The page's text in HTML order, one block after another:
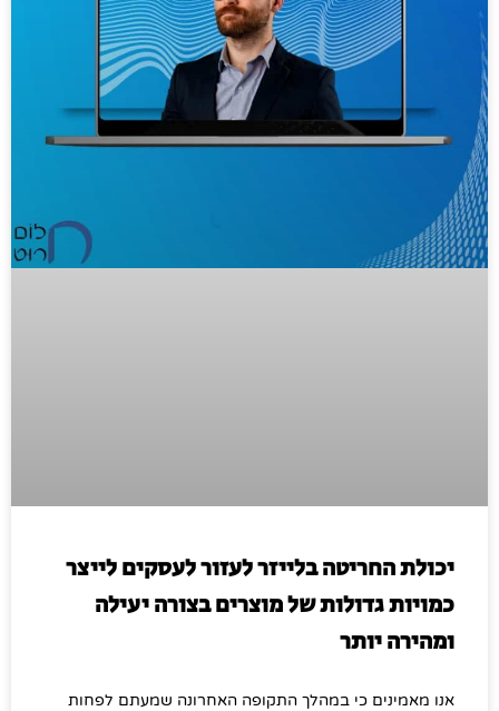
יכולת החריטה בלייזר לעזור לעסקים לייצר
כמויות גדולות של מוצרים בצורה יעילה
ומהירה יותר
אנו מאמינים כי במהלך התקופה האחרונה שמעתם לפחות